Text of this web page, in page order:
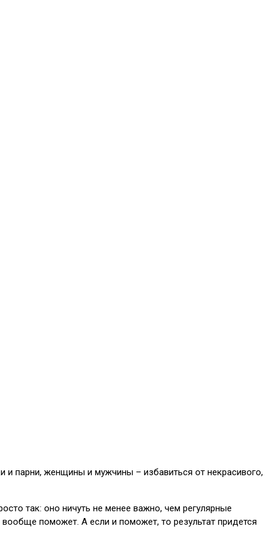
парни, женщины и мужчины – избавиться от некрасивого,
так: оно ничуть не менее важно, чем регулярные
вообще поможет. А если и поможет, то результат придется